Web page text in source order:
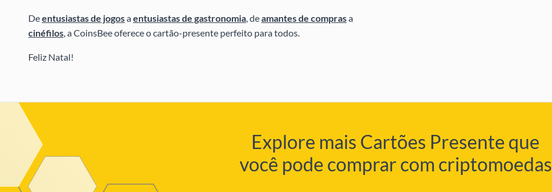
Deentusiastas de jogosaentusiastas de gastronomia, deamantes de comprasa
cinéfilos, a CoinsBee oferece o cartão-presente perfeito para todos.
Feliz Natal!
Explore mais Cartões Presente que
você pode comprar com criptomoedas